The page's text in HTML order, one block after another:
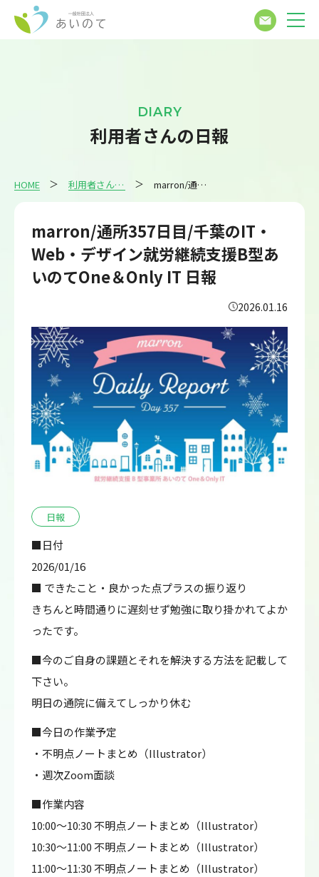
DIARY
利用者さんの日報
HOME 利用者さんの日報 marron/通所357日目/千葉のIT・Web・デザイン就労継続支援B型あいのてOne＆Only IT 日報
marron/通所357日目/千葉のIT・
Web・デザイン就労継続支援B型あ
いのてOne＆Only IT 日報
2026.01.16
日報
■日付
2026/01/16
■ できたこと・良かった点プラスの振り返り
きちんと時間通りに遅刻せず勉強に取り掛かれてよか
ったです。
■今のご自身の課題とそれを解決する方法を記載して
下さい。
明日の通院に備えてしっかり休む
■今日の作業予定
・不明点ノートまとめ（Illustrator）
・週次Zoom面談
■作業内容
10:00～10:30 不明点ノートまとめ（Illustrator）
10:30～11:00 不明点ノートまとめ（Illustrator）
11:00～11:30 不明点ノートまとめ（Illustrator）